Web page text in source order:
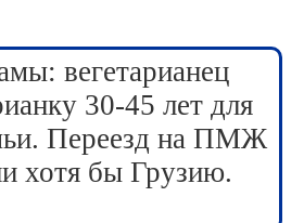
вегетарианец
30-45 лет для
Переезд на ПМЖ
хотя бы Грузию.